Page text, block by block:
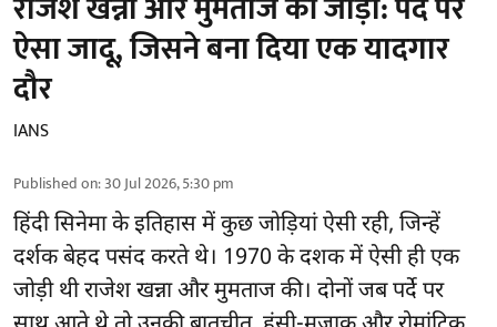
ऐसा जादू, जिसने बना दिया एक यादगार
दौर
IANS
Published on:30 Jul 2026, 5:30 pm
हिंदी सिनेमा के इतिहास में कुछ जोड़ियां ऐसी रही, जिन्हें
दर्शक बेहद पसंद करते थे। 1970 के दशक में ऐसी ही एक
जोड़ी थी राजेश खन्ना और मुमताज की। दोनों जब पर्दे पर